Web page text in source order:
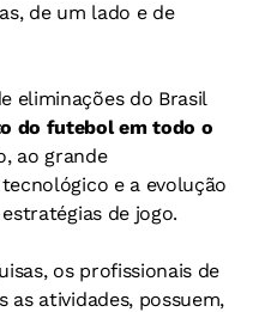
de um lado e de
eliminações do Brasil
do futebol em todo o
ao grande
e a evolução
de jogo.
os profissionais de
as atividades, possuem,